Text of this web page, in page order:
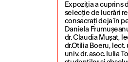
Expoziția a cuprins
selecție de lucrări
consacrați deja în
Daniela
dr. Claudia Mușat,
dr.Otilia Boeru, lect.
univ. dr. asoc. Iulia